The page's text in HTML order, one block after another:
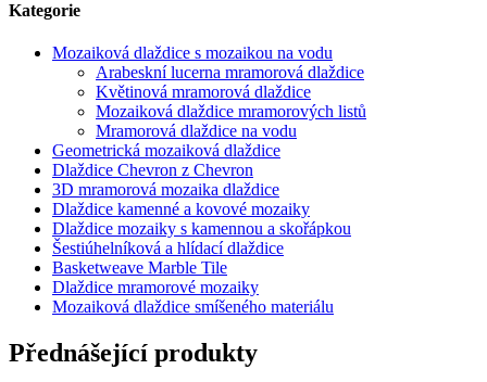
Kategorie
Mozaiková dlaždice s mozaikou na vodu
Arabeskní lucerna mramorová dlaždice
Květinová mramorová dlaždice
Mozaiková dlaždice mramorových listů
Mramorová dlaždice na vodu
Geometrická mozaiková dlaždice
Dlaždice Chevron z Chevron
3D mramorová mozaika dlaždice
Dlaždice kamenné a kovové mozaiky
Dlaždice mozaiky s kamennou a skořápkou
Šestiúhelníková a hlídací dlaždice
Basketweave Marble Tile
Dlaždice mramorové mozaiky
Mozaiková dlaždice smíšeného materiálu
Přednášející produkty